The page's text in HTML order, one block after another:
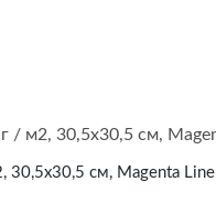
30,5х30,5 см, Magenta Line